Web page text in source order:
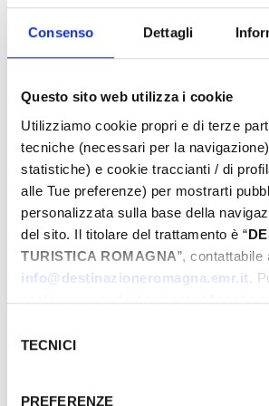
Consenso Dettagli
Questo sito web utilizza i cookie
Utilizziamo cookie propri e di terze
tecniche (necessari per la
statistiche) e cookie traccianti / di
alle Tue preferenze) per mostrarti
personalizzata sulla base della
del sito. Il titolare del trattamento è “
TURISTICA ROMAGNA”, contattabile
info@destinazioneromagna.emr.it.
cookie premendo il pulsante “Accetta
gestire le tue preferenze facendo clic
Qualora acconsenti a tutti i cookie i
delTECNICI
PREFERENZE
solo uno scenario, ma un vero
destinazione da vivere con
avventura, competenza e
natura.
Un nuovo punto di riferimento
modo diverso di allenarsi,
ispirare dall’entroterra
Per tutte le attività in outdoor, le
le guide e le iniziative di natura